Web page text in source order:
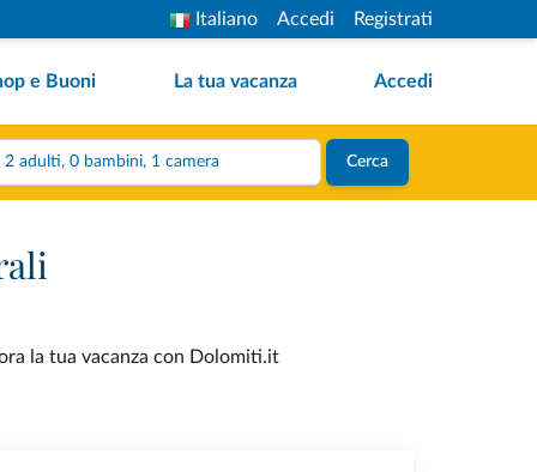
Italiano Accedi Registrati
e Buoni La tua vacanza Accedi
2 adulti, 0 bambini, 1 camera Cerca
la tua vacanza con Dolomiti.it